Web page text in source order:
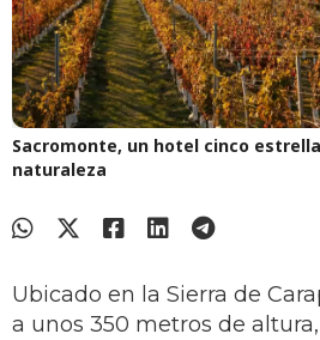
Sacromonte, un hotel cinco
naturaleza
Ubicado en la Sierra de
a unos 350 metros de